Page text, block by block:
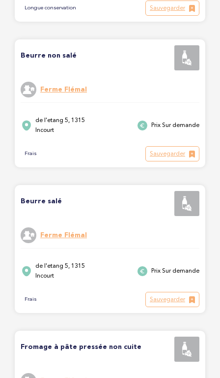
Longue conservation Sauvegarder
Beurre non salé
Ferme Flémal
de l'etang 5, 1315
Incourt
Prix Sur demande
Frais Sauvegarder
Beurre salé
Ferme Flémal
de l'etang 5, 1315
Incourt
Prix Sur demande
Frais Sauvegarder
Fromage à pâte pressée non cuite